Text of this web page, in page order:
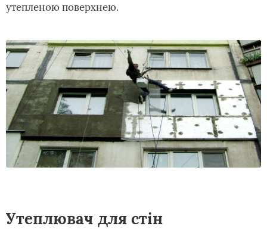
утепленою поверхнею.
Утеплювач для стін